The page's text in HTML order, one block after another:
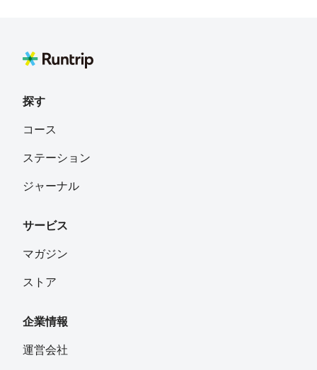
探す
コース
ステーション
ジャーナル
サービス
マガジン
ストア
企業情報
運営会社